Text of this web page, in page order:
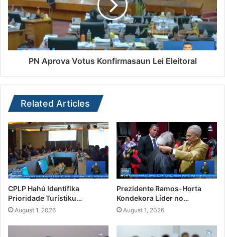
PN Aprova Votus Konfirmasaun Lei Eleitoral
Related Articles
CPLP Hahú Identifika
Prioridade Turístiku…
August 1, 2026
Prezidente Ramos-Horta
Kondekora Líder no…
August 1, 2026